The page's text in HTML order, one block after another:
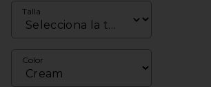
Talla
Color